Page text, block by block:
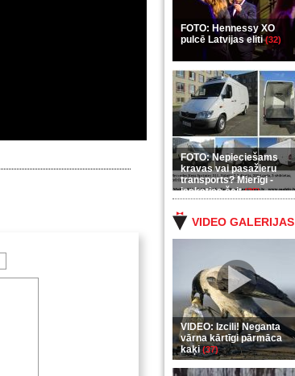
FOTO: Hennessy XO
pulcē Latvijas eliti(32)
FOTO: Nepieciešams
kravas vai pasažieru
transports? Mierīgi -
ieskaties šeit(35)
VIDEO GALERIJAS
VIDEO: Izcili! Neganta
vārna kārtīgi pārmāca
kaķi(37)